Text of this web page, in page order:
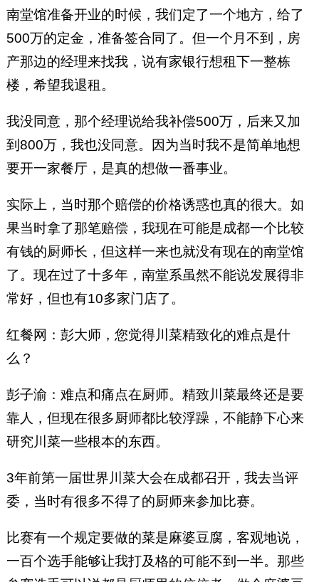
南堂馆准备开业的时候，我们定了一个地方，给了
500万的定金，准备签合同了。但一个月不到，房
产那边的经理来找我，说有家银行想租下一整栋
楼，希望我退租。
我没同意，那个经理说给我补偿500万，后来又加
到800万，我也没同意。因为当时我不是简单地想
要开一家餐厅，是真的想做一番事业。
实际上，当时那个赔偿的价格诱惑也真的很大。如
果当时拿了那笔赔偿，我现在可能是成都一个比较
有钱的厨师长，但这样一来也就没有现在的南堂馆
了。现在过了十多年，南堂系虽然不能说发展得非
常好，但也有10多家门店了。
红餐网：彭大师，您觉得川菜精致化的难点是什
么？
彭子渝：难点和痛点在厨师。精致川菜最终还是要
靠人，但现在很多厨师都比较浮躁，不能静下心来
研究川菜一些根本的东西。
3年前第一届世界川菜大会在成都召开，我去当评
委，当时有很多不得了的厨师来参加比赛。
比赛有一个规定要做的菜是麻婆豆腐，客观地说，
一百个选手能够让我打及格的可能不到一半。那些